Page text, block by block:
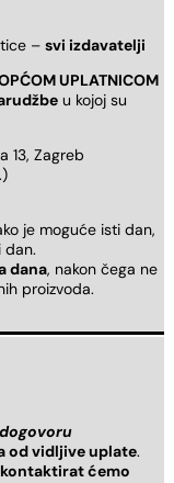
– svi izdavatelji
UPLATNICOM
u kojoj su
13, Zagreb
je moguće isti dan,
dan.
dana, nakon čega ne
proizvoda.
od vidljive uplate.
kontaktirat ćemo